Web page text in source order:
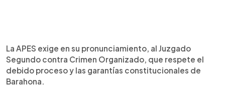
La APES exige en su pronunciamiento, al Juzgado
Segundo contra Crimen Organizado, que respete el
debido proceso y las garantías constitucionales de
Barahona.